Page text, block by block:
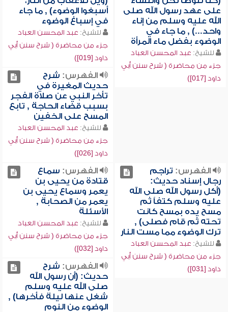
على عهد رسول الله صلى
الله عليه وسلم من إناء
واحد...) , ما جاء في
الوضوء بفضل ماء المرأة
للشيخ: عبد المحسن العباد
جزء من محاضرة ( شرح سنن أبي
داود [017])
أسبغوا الوضوء) , ما جاء
في إسباغ الوضوء
للشيخ: عبد المحسن العباد
جزء من محاضرة ( شرح سنن أبي
داود [019])
الفهرس: شرح
حديث المغيرة في
تأخر النبي عن صلاة الفجر
بسبب قضاء الحاجة , تابع
المسح على الخفين
للشيخ: عبد المحسن العباد
جزء من محاضرة ( شرح سنن أبي
داود [026])
الفهرس: تراجم
رجال إسناد حديث:
(أكل رسول الله صلى الله
عليه وسلم كتفاً ثم
مسح يده بمسح كانت
تحته ثم قام فصلى) ,
ترك الوضوء مما مست النار
للشيخ: عبد المحسن العباد
جزء من محاضرة ( شرح سنن أبي
داود [031])
الفهرس: سماع
قتادة من يحيى بن
يعمر وسماع يحيى بن
يعمر من الصحابة ,
الأسئلة
للشيخ: عبد المحسن العباد
جزء من محاضرة ( شرح سنن أبي
داود [032])
الفهرس: شرح
حديث: (أن رسول الله
صلى الله عليه وسلم
شغل عنها ليلة فأخرها) ,
الوضوء من النوم